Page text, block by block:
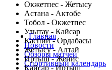
Окжетпес - Жетысу
Астана - Актобе
Тобол - Окжетпес
Улытау - Кайсар
Каспий - Ордабасы
Жетысу - Алтай
Иртыш - Женис
Кайсар - Иртыш
Главная
Новости
Обзоры матчей
Спортивный календарь